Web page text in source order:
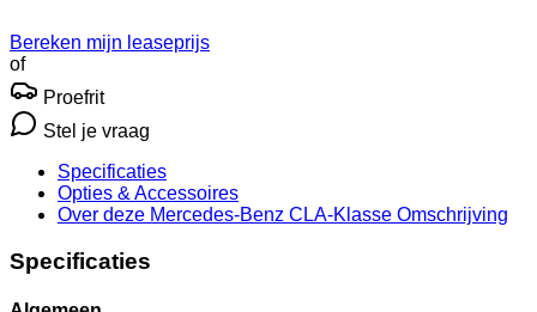
Bereken mijn leaseprijs
of
Proefrit
Stel je vraag
Specificaties
Opties & Accessoires
Over deze Mercedes-Benz CLA-Klasse Omschrijving
Specificaties